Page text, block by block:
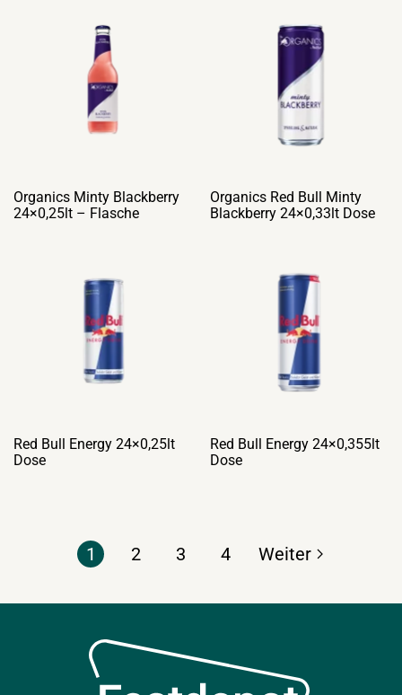
Organics Minty Blackberry
24×0,25lt – Flasche
Organics Red Bull Minty
Blackberry 24×0,33lt Dose
Red Bull Energy 24×0,25lt
Dose
Red Bull Energy 24×0,355lt
Dose
1 2 3 4